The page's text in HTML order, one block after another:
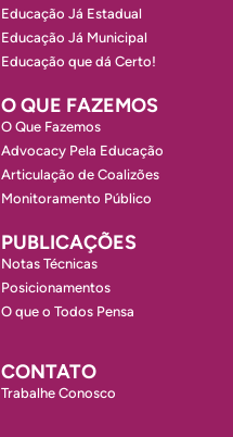
Educação Já Estadual
Educação Já Municipal
Educação que dá Certo!
O QUE FAZEMOS
O Que Fazemos
Advocacy Pela Educação
Articulação de Coalizões
Monitoramento Público
PUBLICAÇÕES
Notas Técnicas
Posicionamentos
O que o Todos Pensa
CONTATO
Trabalhe Conosco